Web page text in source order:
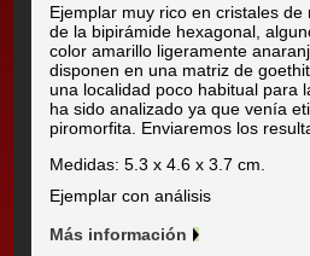
Ejemplar muy rico en cristales
de la bipirámide hexagonal,
color amarillo ligeramente
disponen en una matriz de
una localidad poco habitual para
ha sido analizado ya que venía
piromorfita. Enviaremos los
Medidas: 5.3 x 4.6 x 3.7 cm.
Ejemplar con análisis
Más información